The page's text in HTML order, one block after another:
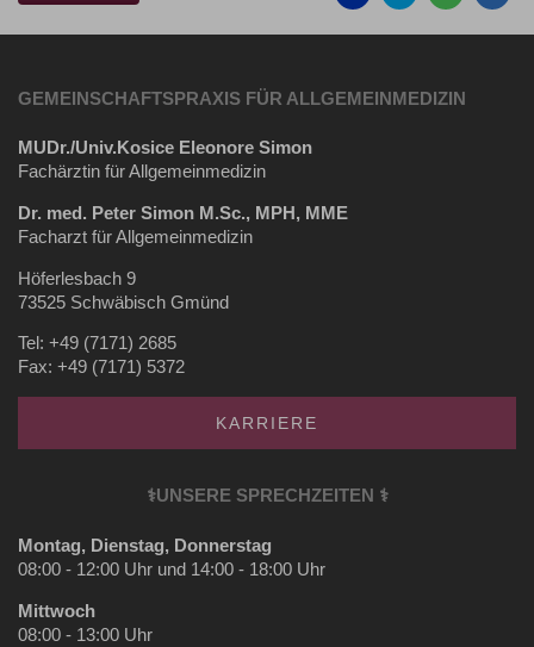
GEMEINSCHAFTSPRAXIS FÜR ALLGEMEINMEDIZIN
MUDr./Univ.Kosice Eleonore Simon
Fachärztin für Allgemeinmedizin
Dr. med. Peter Simon M.Sc., MPH, MME
Facharzt für Allgemeinmedizin
Höferlesbach 9
73525 Schwäbisch Gmünd
Tel: +49 (7171) 2685
Fax: +49 (7171) 5372
KARRIERE
⚕️UNSERE SPRECHZEITEN ⚕️
Montag, Dienstag, Donnerstag
08:00 - 12:00 Uhr und 14:00 - 18:00 Uhr
Mittwoch
08:00 - 13:00 Uhr